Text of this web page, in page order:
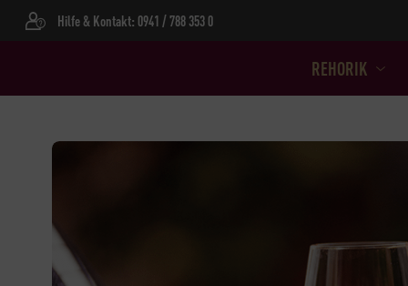
REHORIK
Hilfe & Kontakt: 0941 / 788 353 0